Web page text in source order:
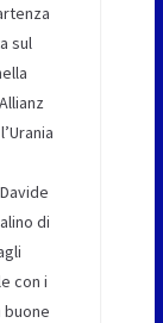
sul
di
con i